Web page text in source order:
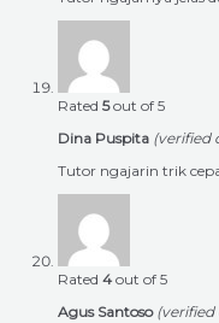
Rated 5out of 5
Dina Puspita (verified
Tutor ngajarin trik
Rated 4 out of 5
Agus Santoso